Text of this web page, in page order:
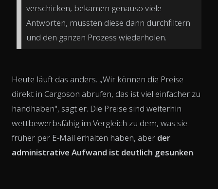
verschicken, bekamen genauso viele
Antworten, mussten diese dann durchfiltern
und den ganzen Prozess wiederholen.
Heute läuft das anders. „Wir können die Preise
direkt in Cargoson abrufen, das ist viel einfacher zu
handhaben", sagt er. Die Preise sind weiterhin
wettbewerbsfähig im Vergleich zu dem, was sie
früher per E-Mail erhalten haben, aber der
administrative Aufwand ist deutlich gesunken.